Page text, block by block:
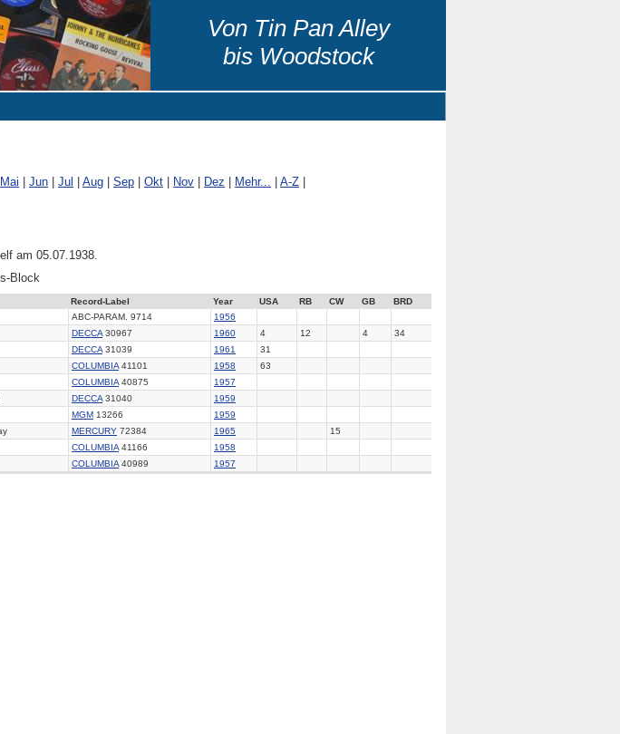
Von Tin Pan Alley
bis Woodstock
Mai Jun Jul Aug Sep Okt Nov Dez Mehr... A-Z
am 05.07.1938.
Block
Record-Label Year USA RB CW GB
BRD
ABC-PARAM. 9714
1956
DECCA30967 1960 4 12 4
34
DECCA31039 1961
31
COLUMBIA41101 1958
63
COLUMBIA40875
1957
DECCA31040
1959
MGM 13266
1959
MERCURY 72384 1965
15
COLUMBIA41166
1958
COLUMBIA40989 1957